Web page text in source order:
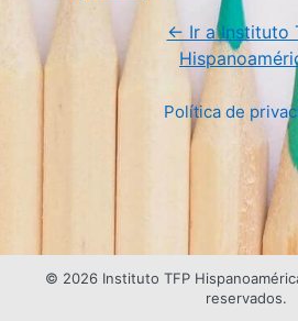
← Ir a Instituto
Política de
© 2026 Instituto TFP
reservados.